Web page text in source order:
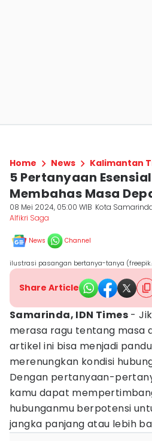
Home News Kalimantan
5 Pertanyaan
Membahas Masa
08 Mei 2024, 05:00 WIB Kota
Alfikri Saga
News Channel
ilustrasi pasangan bertanya-tanya
Share Article
Samarinda, IDN Times -
merasa ragu tentang masa
artikel ini bisa menjadi
merenungkan kondisi
Dengan pertanyaan-
kamu dapat
hubunganmu berpotensi
jangka panjang atau lebih